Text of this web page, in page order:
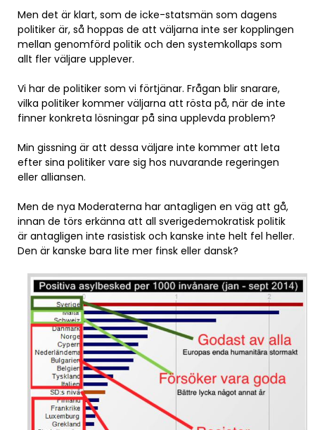
Men det är klart, som de icke-statsmän som dagens
politiker är, så hoppas de att väljarna inte ser kopplingen
mellan genomförd politik och den systemkollaps som
allt fler väljare upplever.
Vi har de politiker som vi förtjänar. Frågan blir snarare,
vilka politiker kommer väljarna att rösta på, när de inte
finner konkreta lösningar på sina upplevda problem?
Min gissning är att dessa väljare inte kommer att leta
efter sina politiker vare sig hos nuvarande regeringen
eller alliansen.
Men de nya Moderaterna har antagligen en väg att gå,
innan de törs erkänna att all sverigedemokratisk politik
är antagligen inte rasistisk och kanske inte helt fel heller.
Den är kanske bara lite mer finsk eller dansk?